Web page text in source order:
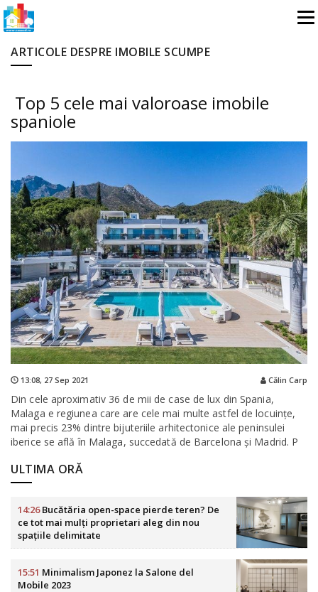
ARTICOLE DESPRE IMOBILE SCUMPE
Top 5 cele mai valoroase imobile
spaniole
13:08, 27 Sep 2021 Călin Carp
Din cele aproximativ 36 de mii de case de lux din Spania,
Malaga e regiunea care are cele mai multe astfel de locuințe,
mai precis 23% dintre bijuteriile arhitectonice ale peninsulei
iberice se află în Malaga, succedată de Barcelona și Madrid. P
ULTIMA ORĂ
14:26Bucătăria open-space pierde teren? De
ce tot mai mulți proprietari aleg din nou
spațiile delimitate
15:51 Minimalism Japonez la Salone del
Mobile 2023